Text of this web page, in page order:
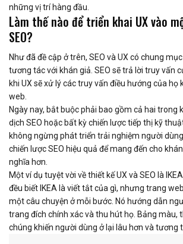
những vị trí hàng đầu.
Làm thế nào để triển khai UX vào
SEO?
Như đã đề cập ở trên, SEO và UX có chung
tương tác với khán giả. SEO sẽ trả lời truy vấn
khi UX sẽ xử lý các truy vấn điều hướng của họ
web.
Ngày nay, bắt buộc phải bao gồm cả hai trong
dịch SEO hoặc bất kỳ chiến lược tiếp thị kỹ
không ngừng phát triển trải nghiệm người
chiến lược SEO hiệu quả để mang đến cho
nghĩa hơn.
Một ví dụ tuyệt vời về thiết kế UX và SEO là
đều biết IKEA là viết tắt của gì, nhưng trang
một câu chuyện ở mỗi bước. Nó hướng dẫn
trang đích chính xác và thu hút họ. Bảng màu,
chúng khiến người dùng ở lại lâu hơn và tương